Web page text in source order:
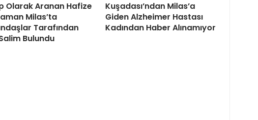
Olarak Aranan Hafize
Milas’ta
Tarafından
Bulundu
Kuşadası’ndan Milas’a
Giden Alzheimer Hastası
Kadından Haber Alınamıyor